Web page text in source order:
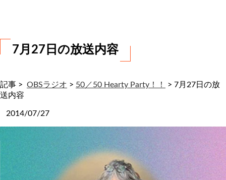
7月27日の放送内容
記事 > OBSラジオ > 50／50 Hearty Party！！ > 7月27日の放
送内容
2014/07/27